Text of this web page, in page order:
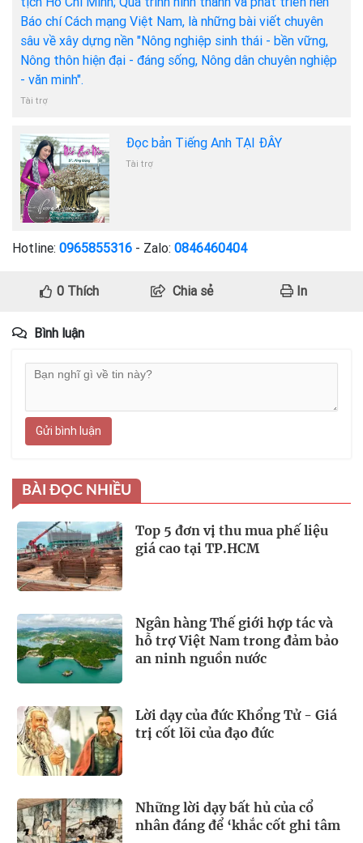
Báo chí Cách mạng Việt Nam, là những bài viết chuyên
sâu về xây dựng nền "Nông nghiệp sinh thái - bền vững,
Nông thôn hiện đại - đáng sống, Nông dân chuyên nghiệp
- văn minh".
Tài trợ
Đọc bản Tiếng Anh TẠI ĐÂY
Tài trợ
Hotline: 0965855316 - Zalo: 0846460404
0Thích Chia sẻ In
Bình luận
Gửi bình luận
BÀI ĐỌC NHIỀU
Top 5 đơn vị thu mua phế liệu
giá cao tại TP.HCM
Ngân hàng Thế giới hợp tác và
hỗ trợ Việt Nam trong đảm bảo
an ninh nguồn nước
Lời dạy của đức Khổng Tử - Giá
trị cốt lõi của đạo đức
Những lời dạy bất hủ của cổ
nhân đáng để ‘khắc cốt ghi tâm